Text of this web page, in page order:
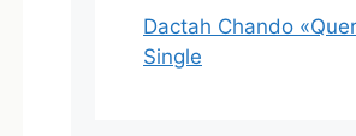
Dactah Chando
Single